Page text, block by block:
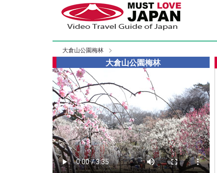
大倉山公園梅林
大倉山公園梅林